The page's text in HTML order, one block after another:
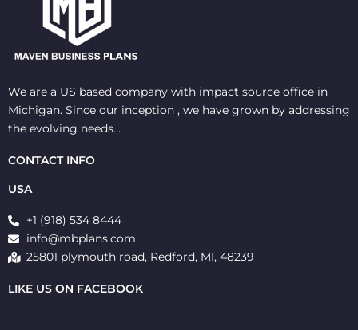
We are a US based company with impact source office in
Michigan. Since our inception , we have grown by addressing
the evolving needs…
CONTACT INFO
USA
+1 (918) 534 8444
info@mbplans.com
25801 plymouth road, Redford, MI, 48239
LIKE US ON FACEBOOK